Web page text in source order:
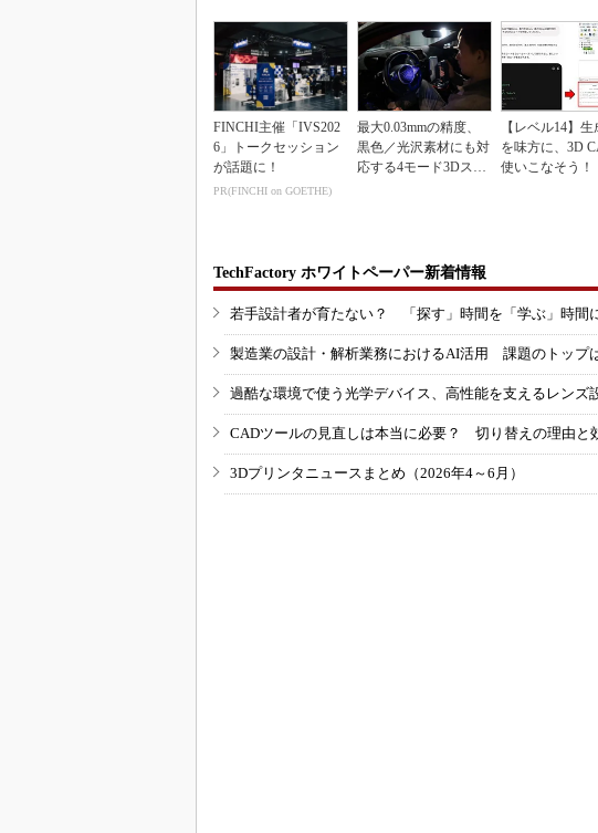
FINCHI主催「IVS202
6」トークセッション
が話題に！
PR(FINCHI on GOETHE)
最大0.03mmの精度、
黒色／光沢素材にも対
応する4モード3Dスキ
【レベル14】
を味方に、3D
使いこなそう！
TechFactory ホワイトペーパー新着情報
若手設計者が育たない？ 「探す」時間を「学ぶ」時間
製造業の設計・解析業務におけるAI活用 課題のトップ
過酷な環境で使う光学デバイス、高性能を支えるレンズ
CADツールの見直しは本当に必要？ 切り替えの理由と
3Dプリンタニュースまとめ（2026年4～6月）